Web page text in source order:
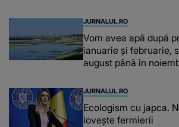
JURNALUL.RO
Vom avea apă după
ianuarie și februarie,
august până în
JURNALUL.RO
Ecologism cu japca.
lovește fermierii